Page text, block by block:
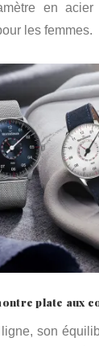
en
les femmes.
plate aux
ligne, son